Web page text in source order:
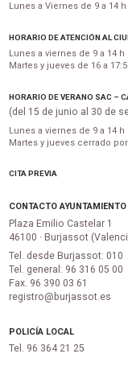
Lunes a Viernes de 9 a 14 h
HORARIO DE ATENCIÓN AL
Lunes a viernes de 9 a 14 h
Martes y jueves de 16 a
HORARIO DE VERANO SAC –
(del 15 de junio al 30 de
Lunes a viernes de 9 a 14 h
Martes y jueves cerrado
CITA PREVIA
CONTACTO AYUNTAMIENTO
Plaza Emilio Castelar 1
46100 · Burjassot
Tel. desde Burjassot: 010
Tel. general: 96 316 05 00
Fax. 96 390 03 61
registro@burjassot.es
POLICÍA LOCAL
Tel. 96 364 21 25